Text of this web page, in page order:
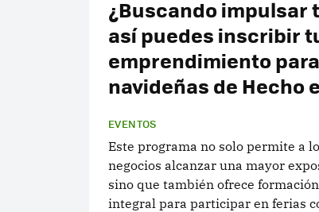
¿Buscando impulsar
así puedes inscribir
emprendimiento
navideñas de Hecho
EVENTOS
Este programa no solo permite a
negocios alcanzar una mayor
sino que también ofrece
integral para participar en ferias